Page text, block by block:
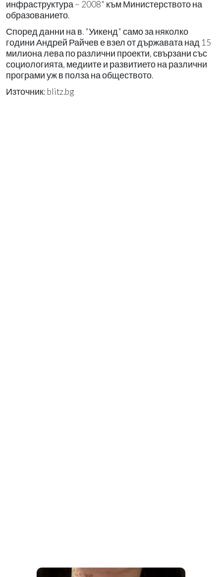
инфраструктура – 2008" към Министерството на
образованието.
Според данни на в. "Уикенд" само за няколко
години Андрей Райчев е взел от държавата над 15
милиона лева по различни проекти, свързани със
социологията, медиите и развитието на различни
програми уж в полза на обществото.
Източник: blitz.bg